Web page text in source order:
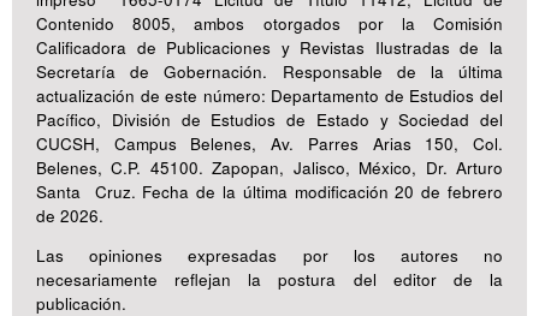
Contenido 8005, ambos otorgados por la Comisión
Calificadora de Publicaciones y Revistas Ilustradas de la
Secretaría de Gobernación. Responsable de la última
actualización de este número: Departamento de Estudios del
Pacífico, División de Estudios de Estado y Sociedad del
CUCSH, Campus Belenes, Av. Parres Arias 150, Col.
Belenes, C.P. 45100. Zapopan, Jalisco, México, Dr. Arturo
Santa Cruz. Fecha de la última modificación 20 de febrero
de 2026.
Las opiniones expresadas por los autores no
necesariamente reflejan la postura del editor de la
publicación.